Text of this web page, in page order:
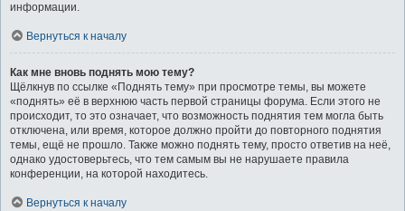
информации.
Вернуться к началу
Как мне вновь поднять мою тему?
Щёлкнув по ссылке «Поднять тему» при просмотре темы, вы можете
«поднять» её в верхнюю часть первой страницы форума. Если этого не
происходит, то это означает, что возможность поднятия тем могла быть
отключена, или время, которое должно пройти до повторного поднятия
темы, ещё не прошло. Также можно поднять тему, просто ответив на неё,
однако удостоверьтесь, что тем самым вы не нарушаете правила
конференции, на которой находитесь.
Вернуться к началу